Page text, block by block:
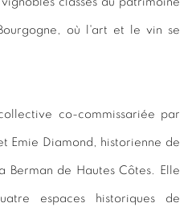
où l'art et le vin se
co-commissariée par
Emie Diamond, historienne de
Berman de Hautes Côtes. Elle
espaces historiques de